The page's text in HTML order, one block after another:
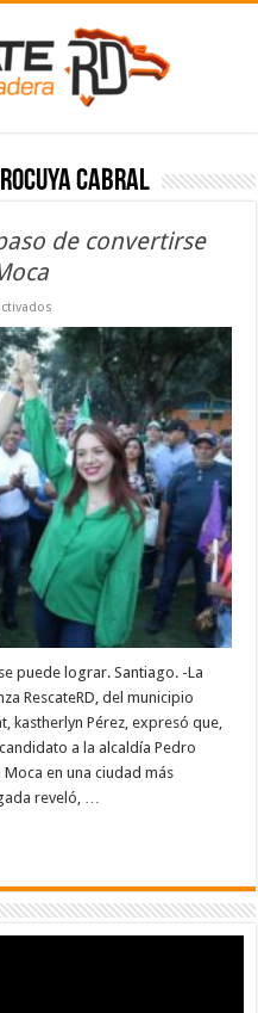
Cabral
de convertirse
Pérez
a
un
paso
de
convertirse
en
la
vicealcaldesa
de
Moca
puede lograr. Santiago. -La
RescateRD, del municipio
kastherlyn Pérez, expresó que,
a la alcaldía Pedro
en una ciudad más
reveló, …